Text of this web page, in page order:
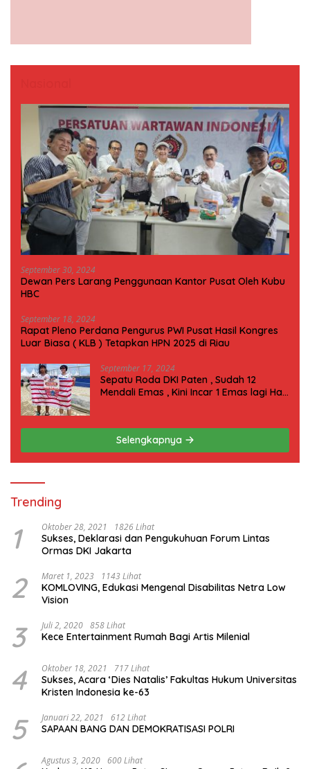
September 30, 2024
Dewan Pers Larang Penggunaan Kantor Pusat Oleh Kubu
HBC
September 18, 2024
Rapat Pleno Perdana Pengurus PWI Pusat Hasil Kongres
Luar Biasa ( KLB ) Tetapkan HPN 2025 di Riau
September 17, 2024
Sepatu Roda DKI Paten , Sudah 12
Mendali Emas , Kini Incar 1 Emas lagi Hari
Selengkapnya
Trending
1 Oktober 28, 2021 1826 Lihat
Sukses, Deklarasi dan Pengukuhuan Forum Lintas
Ormas DKI Jakarta
2 Maret 1, 2023 1143 Lihat
KOMLOVING, Edukasi Mengenal Disabilitas Netra Low
Vision
3 Juli 2, 2020 858 Lihat
Kece Entertainment Rumah Bagi Artis Milenial
4 Oktober 18, 2021 717 Lihat
Sukses, Acara ‘Dies Natalis’ Fakultas Hukum Universitas
Kristen Indonesia ke-63
5 Januari 22, 2021 612 Lihat
SAPAAN BANG DAN DEMOKRATISASI POLRI
Agustus 3, 2020 600 Lihat